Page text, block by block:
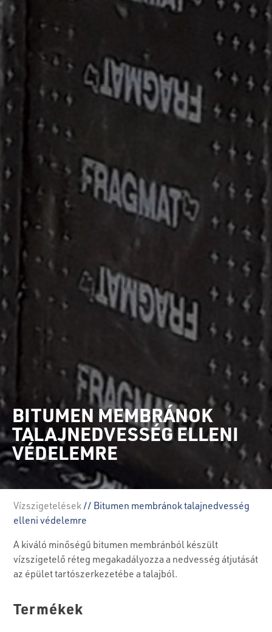
BITUMEN MEMBRÁNOK
TALAJNEDVESSÉG ELLENI
VÉDELEMRE
Vízszigetelések // Bitumen membránok talajnedvesség
elleni védelemre
A kiváló minőségű bitumen membránból készült
vízszigetelő réteg megakadályozza a nedvesség átjutását
az épület tartószerkezetébe a talajból.
Termékek